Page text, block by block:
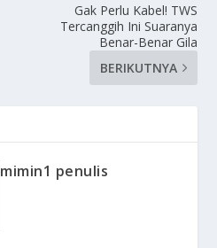
Gak Perlu Kabel! TWS
Tercanggih Ini Suaranya
Benar-Benar Gila
BERIKUTNYA
mimin1 penulis